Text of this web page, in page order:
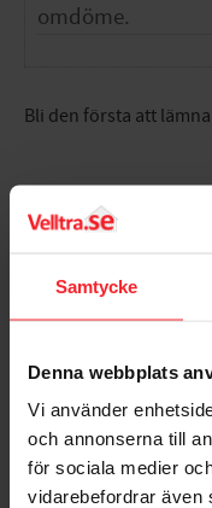
Samtycke
Denna webbplats
Vi använder
och annonserna till
för sociala medier
vidarebefordrar även
Bli den första att
Populära